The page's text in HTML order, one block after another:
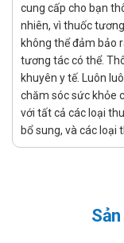
Liều dùng:
Sỏi mật:
Thuốc
mg/kg/
đi ngủ
(tiếp tục
Liều dùng
hơn uống
Liều 300
phòng
cung cấp cho bạn
nhiên, vì thuốc
không thể đảm bảo
tương tác có thể.
khuyên y tế. Luôn
chăm sóc sức khỏe
với tất cả các loại
bổ sung, và các loại